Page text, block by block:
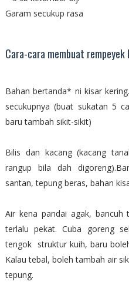
Garam secukup rasa
Cara-cara membuat
Bahan bertanda* ni kisar
secukupnya (buat sukatan 5
baru tambah sikit-sikit)
Bilis dan kacang (kacang
rangup bila dah
santan, tepung beras, bahan
Air kena pandai agak,
terlalu pekat. Cuba goreng
tengok struktur kuih, baru
Kalau tebal, boleh tambah air
tepung.